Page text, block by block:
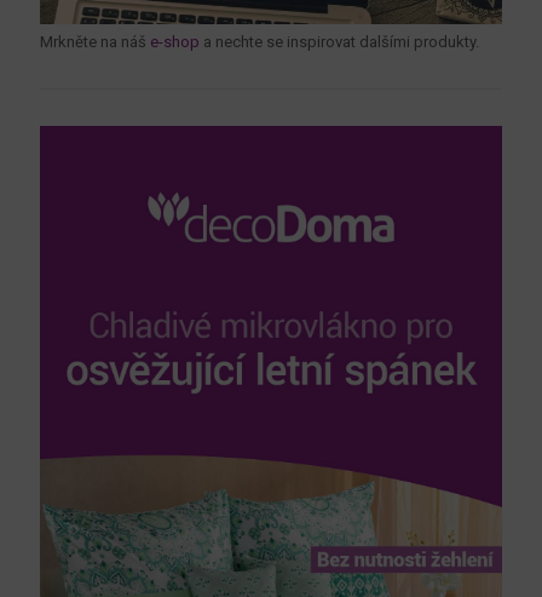
Mrkněte na náš e-shop a nechte se inspirovat dalšími produkty.